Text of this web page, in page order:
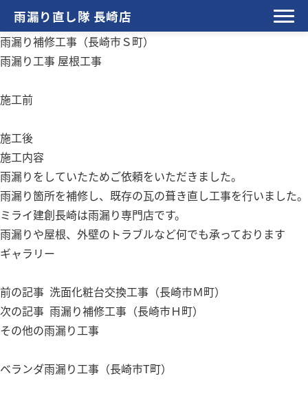
雨漏り直し隊 長崎店
雨漏り補修工事（長崎市Ｓ町）
雨漏り工事 屋根工事
施工前
施工後
施工内容
雨漏りをしていたためご依頼をいただきました。
雨漏り箇所を補修し、既存の瓦の葺き直し工事を行いました。
ミライ建創長崎は雨漏り専門店です。
雨漏りや屋根、外壁のトラブルなど何でも承っております
ギャラリー
前の記事 洗面化粧台交換工事（長崎市Ｍ町）
次の記事 雨漏り補修工事（長崎市Ｈ町）
その他の雨漏り工事
ベランダ雨漏り工事（長崎市T町）